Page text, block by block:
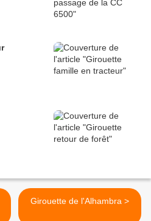
Girouette de l'Alhambra >